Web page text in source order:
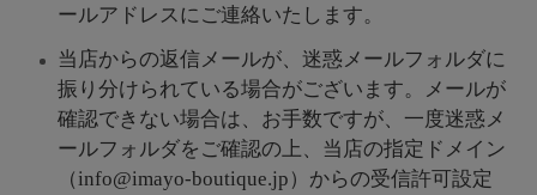
ールアドレスにご連絡いたします。
当店からの返信メールが、迷惑メールフォルダに
振り分けられている場合がございます。メールが
確認できない場合は、お手数ですが、一度迷惑メ
ールフォルダをご確認の上、当店の指定ドメイン
（info@imayo-boutique.jp）からの受信許可設定